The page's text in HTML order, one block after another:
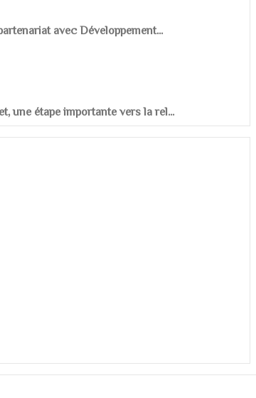
avec Développement...
une étape importante vers la rel...